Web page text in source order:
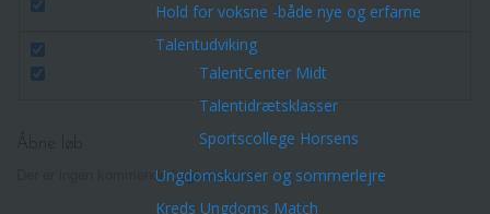
Hold for voksne -både nye og erfarne
Talentudviking
TalentCenter Midt
Talentidrætsklasser
Sportscollege Horsens
Ungdomskurser og sommerlejre
Kreds Ungdoms Match
Der er ingen kommende begivenheder.